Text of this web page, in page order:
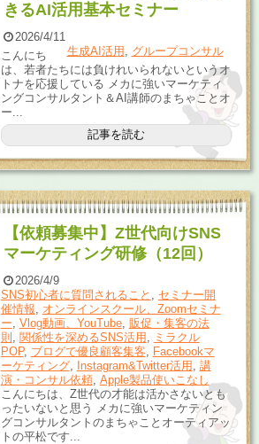
きるAI活用基本セミナー
2026/4/11
生成AI活用 , グループコンサル
こんにち
は、若者たちには負けれいられないというオ
トナを応援している メカに強いマーケティ
ングコンサルタント＆AI講師のまちゃことオ
ー...
記事を読む
【依頼募集中】Z世代向けSNS
マーケティング研修（12回）
2026/4/9
SNS初心者に質問されること
セミナー開
催情報
オンラインスクール、Zoomセミナ
ー Vlog動画、YouTube, 販促・集客の法
則
関係性を深めるSNS活用
ミラクル
POP, ブログで優良顧客集客
Facebookマ
ーケティング, Instagram&Twitter活用
講
演・コンサル依頼, Apple製品使いこなし
こんにちは、Z世代の才能は活かさないとも
ったいないと思う メカに強いマーケティン
グコンサルタントのまちゃことオーティアッ
トの平松です...